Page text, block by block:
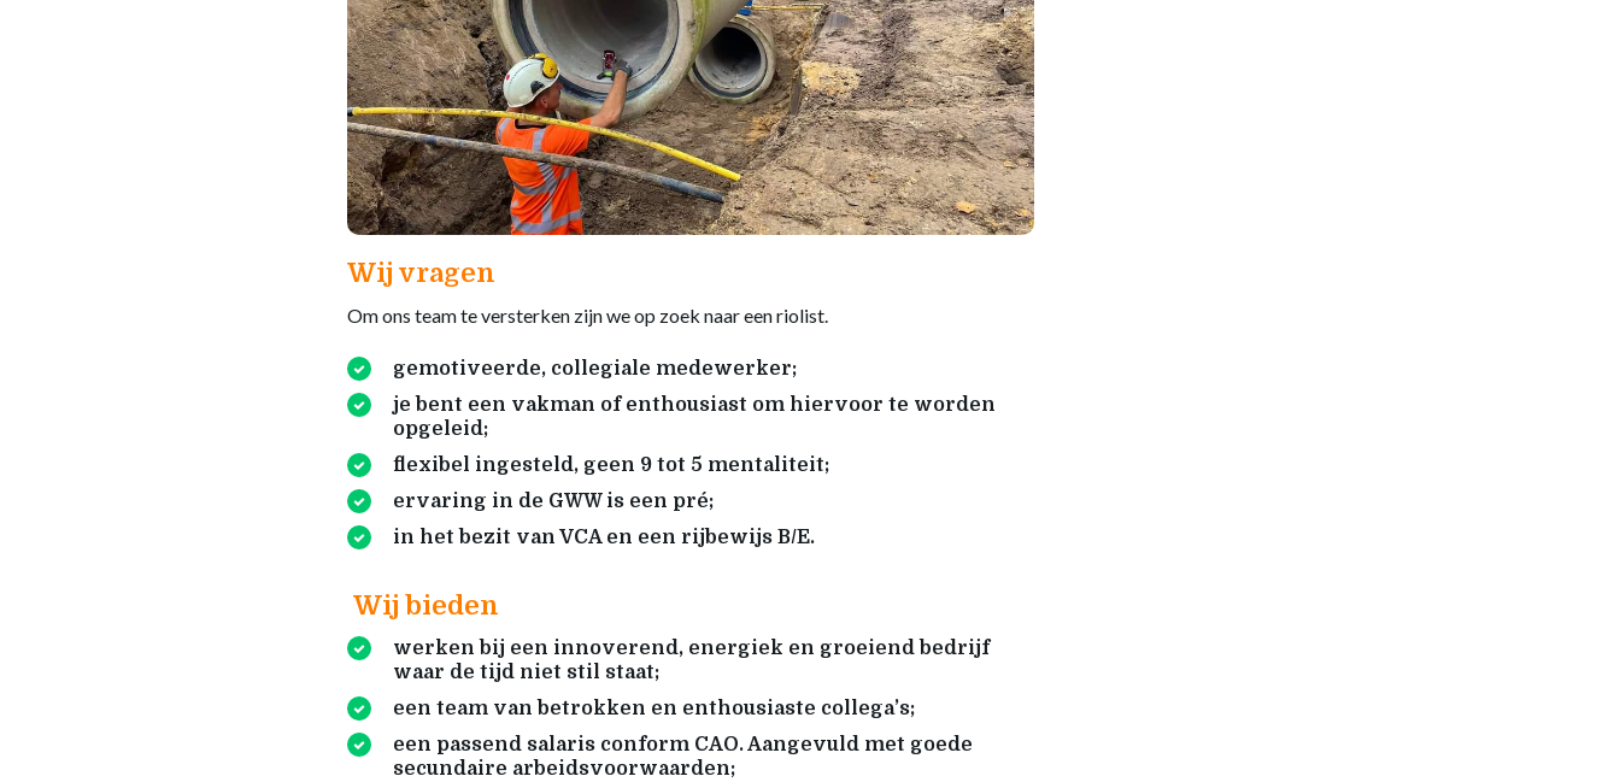
Wij vragen
Om ons team te versterken zijn we op zoek naar een riolist.
gemotiveerde, collegiale medewerker;
je bent een vakman of enthousiast om hiervoor te worden
opgeleid;
flexibel ingesteld, geen 9 tot 5 mentaliteit;
ervaring in de GWW is een pré;
in het bezit van VCA en een rijbewijs B/E.
Wij bieden
werken bij een innoverend, energiek en groeiend bedrijf
waar de tijd niet stil staat;
een team van betrokken en enthousiaste collega’s;
een passend salaris conform CAO. Aangevuld met goede
secundaire arbeidsvoorwaarden;